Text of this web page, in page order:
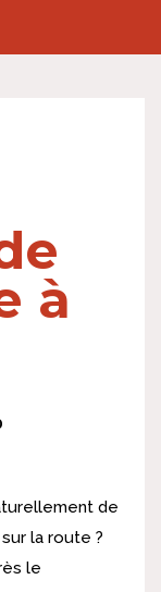
à
de
la route ?
le